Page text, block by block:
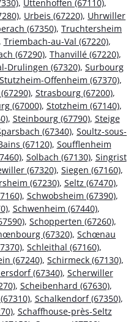
, Uttenhoffen (67110),
, Urbeis (67220), Uhrwiller
(67350), Truchtersheim
Triembach-au-Val (67220),
(67290), Thanvillé (67220),
Drulingen (67320), Surbourg
Stutzheim-Offenheim (67370),
, Strasbourg (67200),
(67000), Stotzheim (67140),
, Steinbourg (67790), Steige
(67340), Soultz-sous-
(67120), Soufflenheim
, Solbach (67130), Singrist
(67320), Siegen (67160),
(67230), Seltz (67470),
, Schwobsheim (67390),
, Schwenheim (67440),
, Schopperten (67260),
(67320), Schœnau
, Schleithal (67160),
(67240), Schirmeck (67130),
(67340), Scherwiller
, Scheibenhard (67630),
, Schalkendorf (67350),
, Schaffhouse-près-Seltz